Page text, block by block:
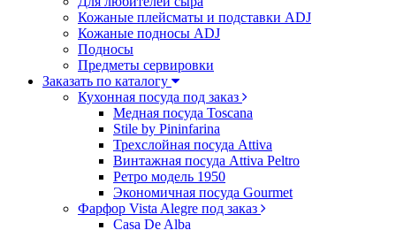
Кожаные плейсматы и подставки ADJ
Кожаные подносы ADJ
Подносы
Предметы сервировки
Заказать по каталогу
Кухонная посуда под заказ
Медная посуда Toscana
Stile by Pininfarina
Трехслойная посуда Attiva
Винтажная посуда Attiva Peltro
Ретро модель 1950
Экономичная посуда Gourmet
Фарфор Vista Alegre под заказ
Casa De Alba